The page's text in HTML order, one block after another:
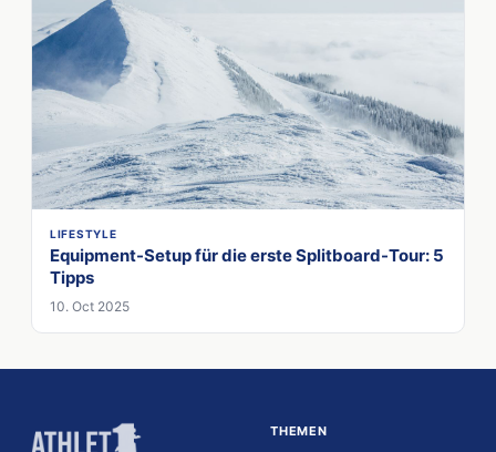
LIFESTYLE
Equipment-Setup für die erste Splitboard-Tour: 5
Tipps
10. Oct 2025
THEMEN